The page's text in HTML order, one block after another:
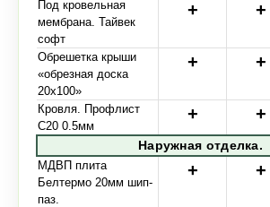
Под кровельная
мембрана. Тайвек
софт
Обрешетка крыши
«обрезная доска
20х100»
Кровля. Профлист
С20 0.5мм
Наружная отделка.
МДВП плита
Белтермо 20мм шип-
паз.